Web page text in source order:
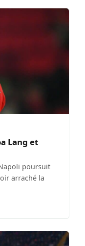
Lang et
poursuit
arraché la